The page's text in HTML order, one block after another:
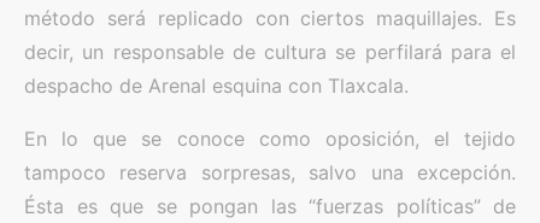
método será replicado con ciertos maquillajes. Es
decir, un responsable de cultura se perfilará para el
despacho de Arenal esquina con Tlaxcala.
En lo que se conoce como oposición, el tejido
tampoco reserva sorpresas, salvo una excepción.
Ésta es que se pongan las “fuerzas políticas” de